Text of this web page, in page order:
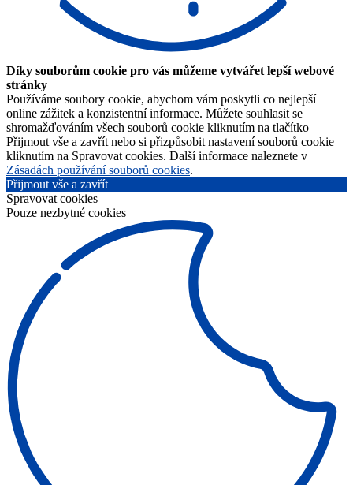
Díky souborům cookie pro vás můžeme vytvářet lepší webové
stránky
Používáme soubory cookie, abychom vám poskytli co nejlepší
online zážitek a konzistentní informace. Můžete souhlasit se
shromažďováním všech souborů cookie kliknutím na tlačítko
Přijmout vše a zavřít nebo si přizpůsobit nastavení souborů cookie
kliknutím na Spravovat cookies. Další informace naleznete v
Zásadách používání souborů cookies.
Přijmout vše a zavřít
Spravovat cookies
Pouze nezbytné cookies